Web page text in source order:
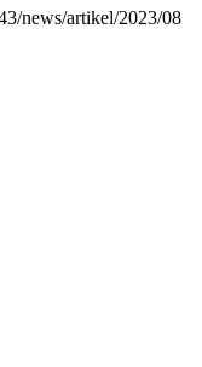
news/artikel/2023/08